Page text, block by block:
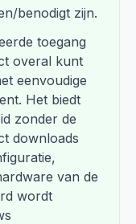
benodigt zijn.
toegang
overal kunt
eenvoudige
Het biedt
zonder de
downloads
van de
wordt